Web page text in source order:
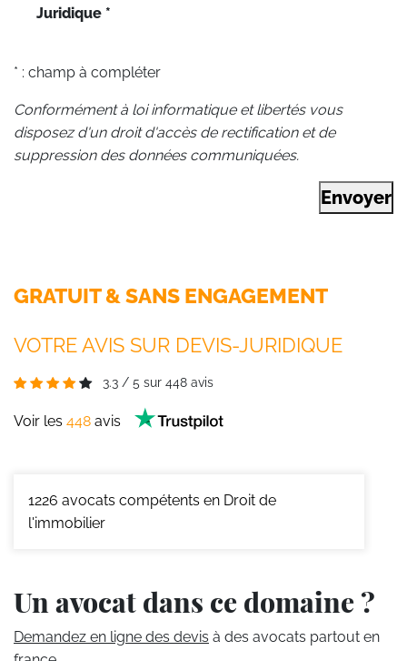
Juridique *
* : champ à compléter
Conformément à loi informatique et libertés vous
disposez d'un droit d'accès de rectification et de
suppression des données communiquées.
Envoyer
GRATUIT & SANS ENGAGEMENT
VOTRE AVIS SUR DEVIS-JURIDIQUE
3.3 / 5 sur 448 avis
Voir les 448 avis
1226 avocats compétents en Droit de
l'immobilier
Un avocat dans ce domaine ?
Demandez en ligne des devis à des avocats partout en